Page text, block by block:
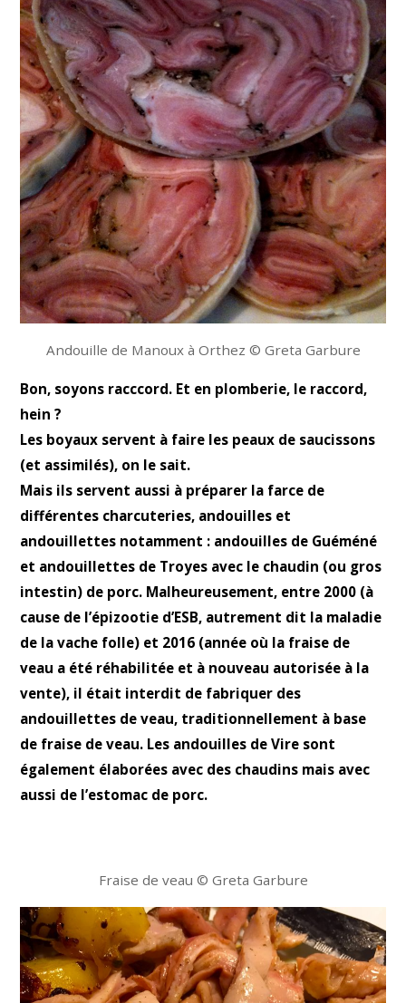
Andouille de Manoux à Orthez © Greta Garbure
Bon, soyons racccord. Et en plomberie, le raccord,
hein ?
Les boyaux servent à faire les peaux de saucissons
(et assimilés), on le sait.
Mais ils servent aussi à préparer la farce de
différentes charcuteries, andouilles et
andouillettes notamment : andouilles de Guéméné
et andouillettes de Troyes avec le chaudin (ou gros
intestin) de porc. Malheureusement, entre 2000 (à
cause de l’épizootie d’ESB, autrement dit la maladie
de la vache folle) et 2016 (année où la fraise de
veau a été réhabilitée et à nouveau autorisée à la
vente), il était interdit de fabriquer des
andouillettes de veau, traditionnellement à base
de fraise de veau. Les andouilles de Vire sont
également élaborées avec des chaudins mais avec
aussi de l’estomac de porc.
Fraise de veau © Greta Garbure